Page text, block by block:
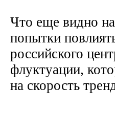
Что еще видно
попытки
российского
флуктуации,
на скорость